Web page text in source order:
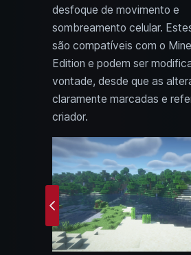
desfoque de movimento e
sombreamento celular.
são compatíveis com o
Edition e podem ser
vontade, desde que as
claramente marcadas e
criador.
Previous